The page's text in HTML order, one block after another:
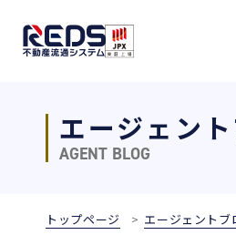
エージェン
AGENT BLOG
トップページ エージェントブ